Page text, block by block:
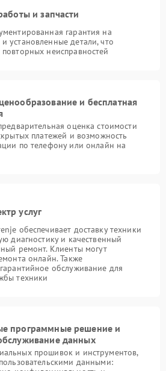
и запчасти
гарантия на
установленные детали, что
неисправностей
и бесплатная
оценка стоимости
платежей и возможность
по телефону или онлайн на
услуг
обеспечивает доставку техники
диагностику и качественный
ремонт. Клиенты могут
онлайн. Также
обслуживание для
техники
программные решение и
данных
прошивок и инструментов,
данными: